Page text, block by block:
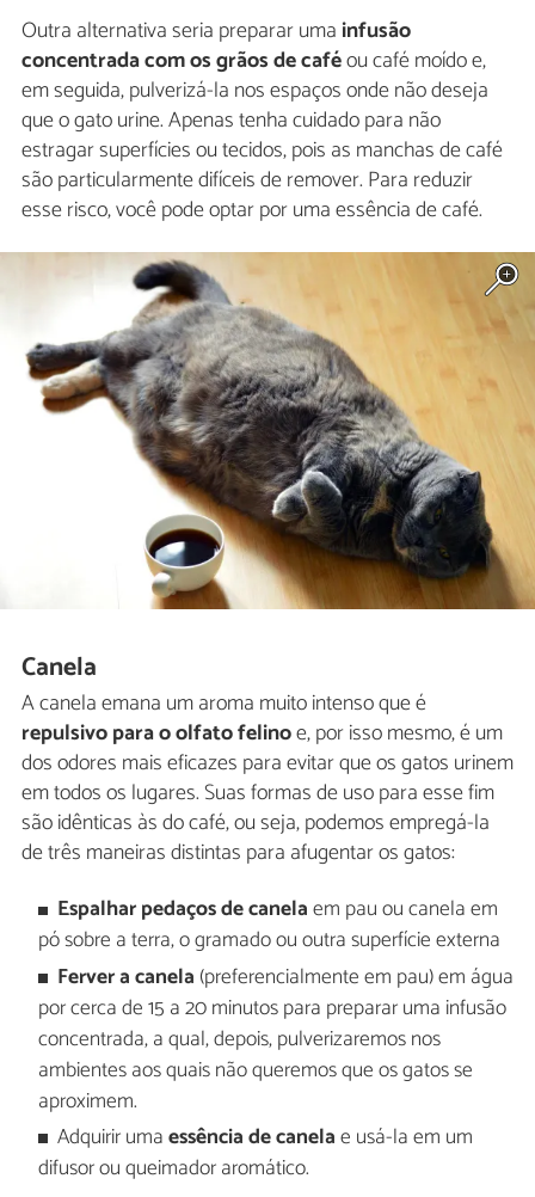
Outra alternativa seria preparar uma infusão
concentrada com os grãos de caféou café moído e,
em seguida, pulverizá-la nos espaços onde não deseja
que o gato urine. Apenas tenha cuidado para não
estragar superfícies ou tecidos, pois as manchas de café
são particularmente difíceis de remover. Para reduzir
esse risco, você pode optar por uma essência de café.
Canela
A canela emana um aroma muito intenso que é
repulsivo para o olfato felinoe, por isso mesmo, é um
dos odores mais eficazes para evitar que os gatos urinem
em todos os lugares. Suas formas de uso para esse fim
são idênticas às do café, ou seja, podemos empregá-la
de três maneiras distintas para afugentar os gatos:
Espalhar pedaços de canelaem pau ou canela em
pó sobre a terra, o gramado ou outra superfície externa
Ferver a canela (preferencialmente em pau) em água
por cerca de 15 a 20 minutos para preparar uma infusão
concentrada, a qual, depois, pulverizaremos nos
ambientes aos quais não queremos que os gatos se
aproximem.
Adquirir umaessência de canelae usá-la em um
difusor ou queimador aromático.